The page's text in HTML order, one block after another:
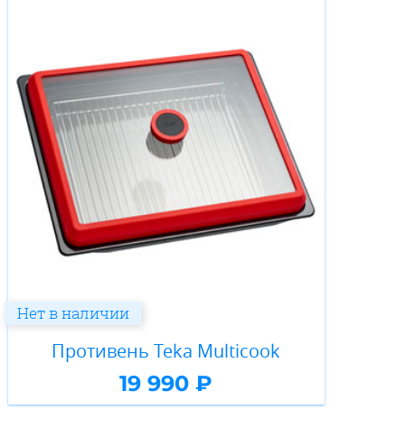
Противень Teka Multicook
19 990 ₽
Нет в наличии